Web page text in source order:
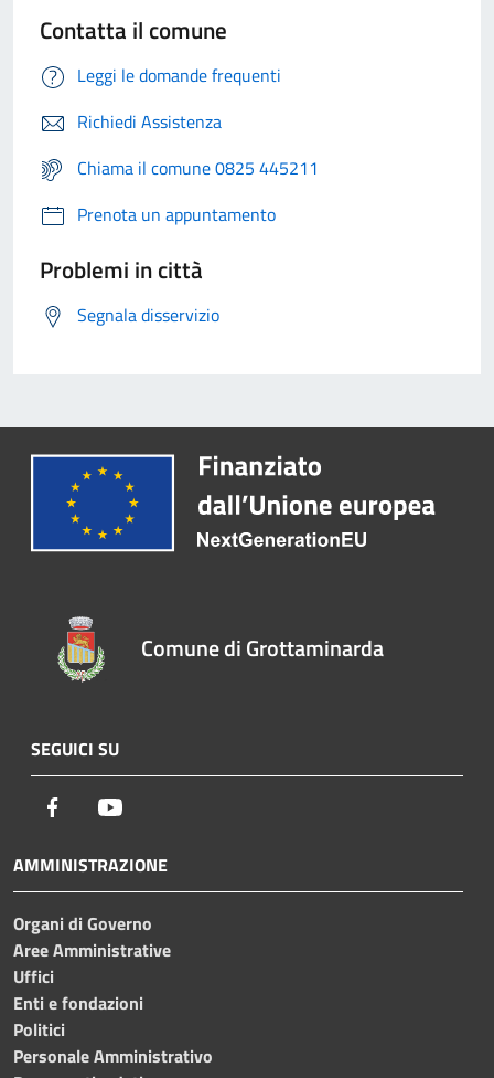
Contatta il comune
Leggi le domande frequenti
Richiedi Assistenza
Chiama il comune 0825 445211
Prenota un appuntamento
Problemi in città
Segnala disservizio
Comune di Grottaminarda
SEGUICI SU
Facebook
AMMINISTRAZIONE
Organi di Governo
Aree Amministrative
Uffici
Enti e fondazioni
Politici
Personale Amministrativo